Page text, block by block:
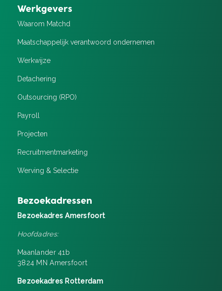
Werkgevers
Waarom Matchd
Maatschappelijk verantwoord ondernemen
Werkwijze
Detachering
Outsourcing (RPO)
Payroll
Projecten
Recruitment­marketing
Werving & Selectie
Bezoekadressen
Bezoekadres Amersfoort
Hoofdadres:
Maanlander 41b
3824 MN Amersfoort
Bezoekadres Rotterdam